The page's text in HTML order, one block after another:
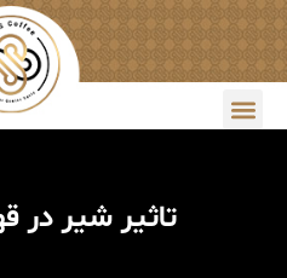
تاثیر شیر در